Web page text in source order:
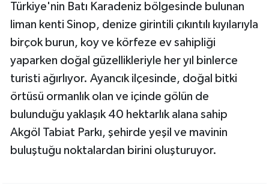
Türkiye'nin Batı Karadeniz bölgesinde bulunan
liman kenti Sinop, denize girintili çıkıntılı kıyılarıyla
birçok burun, koy ve körfeze ev sahipliği
yaparken doğal güzellikleriyle her yıl binlerce
turisti ağırlıyor. Ayancık ilçesinde, doğal bitki
örtüsü ormanlık olan ve içinde gölün de
bulunduğu yaklaşık 40 hektarlık alana sahip
Akgöl Tabiat Parkı, şehirde yeşil ve mavinin
buluştuğu noktalardan birini oluşturuyor.